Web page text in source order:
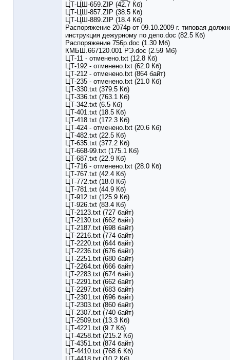
ЦТ-ЦШ-659.ZIP (42.7 Кб)
ЦТ-ЦШ-857.ZIP (38.5 Кб)
ЦТ-ЦШ-889.ZIP (18.4 Кб)
Распоряжение 2074р от 09.10.2009 г. типовая
инструкция дежурному по депо.doc (82.5 Кб)
Распоряжение 756р.doc (1.30 Мб)
КМБШ.667120.001 РЭ.doc (2.59 Мб)
ЦТ-11 - отменено.txt (12.8 Кб)
ЦТ-192 - отменено.txt (62.0 Кб)
ЦТ-212 - отменено.txt (864 байт)
ЦТ-235 - отменено.txt (21.0 Кб)
ЦТ-330.txt (379.5 Кб)
ЦТ-336.txt (763.1 Кб)
ЦТ-342.txt (6.5 Кб)
ЦТ-401.txt (18.5 Кб)
ЦТ-418.txt (172.3 Кб)
ЦТ-424 - отменено.txt (20.6 Кб)
ЦТ-482.txt (22.5 Кб)
ЦТ-635.txt (377.2 Кб)
ЦТ-668-99.txt (175.1 Кб)
ЦТ-687.txt (22.9 Кб)
ЦТ-716 - отменено.txt (28.0 Кб)
ЦТ-767.txt (42.4 Кб)
ЦТ-772.txt (18.0 Кб)
ЦТ-781.txt (44.9 Кб)
ЦТ-912.txt (125.9 Кб)
ЦТ-926.txt (83.4 Кб)
ЦТ-2123.txt (727 байт)
ЦТ-2130.txt (662 байт)
ЦТ-2187.txt (698 байт)
ЦТ-2216.txt (774 байт)
ЦТ-2220.txt (644 байт)
ЦТ-2236.txt (676 байт)
ЦТ-2251.txt (680 байт)
ЦТ-2264.txt (666 байт)
ЦТ-2283.txt (674 байт)
ЦТ-2291.txt (662 байт)
ЦТ-2297.txt (683 байт)
ЦТ-2301.txt (696 байт)
ЦТ-2303.txt (860 байт)
ЦТ-2307.txt (740 байт)
ЦТ-2509.txt (13.3 Кб)
ЦТ-4221.txt (9.7 Кб)
ЦТ-4258.txt (215.2 Кб)
ЦТ-4351.txt (874 байт)
ЦТ-4410.txt (768.6 Кб)